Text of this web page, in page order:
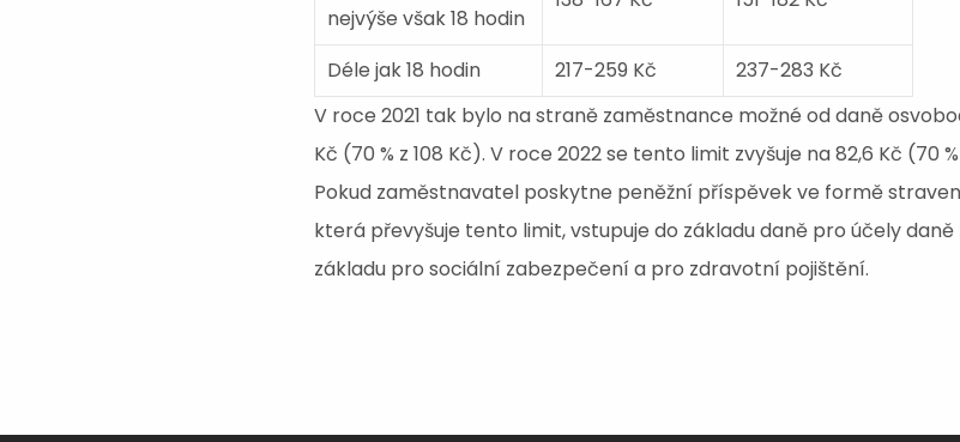
nejvýše však 18 hodin
Déle jak 18 hodin 217-259 Kč
237-283 Kč
V roce 2021 tak bylo na straně zaměstnance možné od daně
Kč (70 % z 108 Kč). V roce 2022 se tento limit zvyšuje na 82,6 Kč (70 %
Pokud zaměstnavatel poskytne peněžní příspěvek ve formě
která převyšuje tento limit, vstupuje do základu daně pro účely
základu pro sociální zabezpečení a pro zdravotní pojištění.